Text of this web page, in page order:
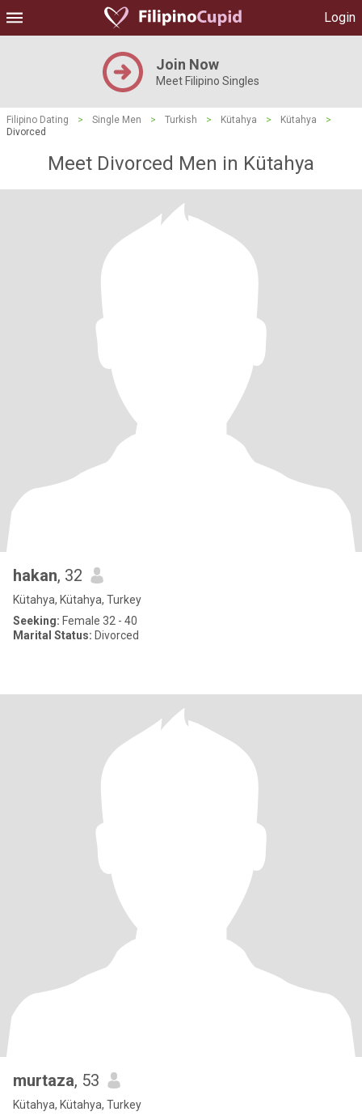
Login
Join Now
Meet Filipino Singles
Filipino Dating > Single Men > Turkish > Kütahya > Kütahya
>
Divorced
Meet Divorced Men in Kütahya
hakan, 32
Kütahya, Kütahya, Turkey
Seeking: Female 32 - 40
Marital Status: Divorced
murtaza, 53
Kütahya, Kütahya, Turkey